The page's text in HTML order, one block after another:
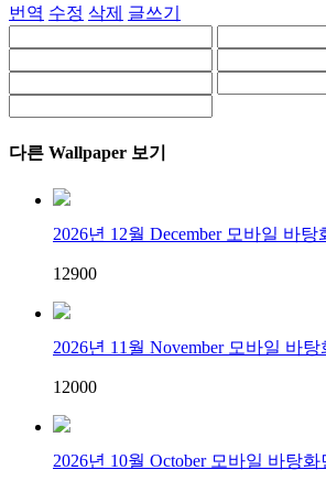
번역 수정 삭제 글쓰기
다른 Wallpaper 보기
2026년 12월 December 모바일 바탕
12900
2026년 11월 November 모바일 바탕
12000
2026년 10월 October 모바일 바탕화